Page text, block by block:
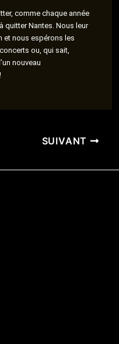
comme chaque année
quitter Nantes. Nous leur
et nous espérons les
ou, qui sait,
nouveau
SUIVANT